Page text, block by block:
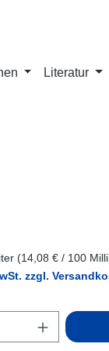
Literatur
(14,08 € / 100
zzgl.
Gib